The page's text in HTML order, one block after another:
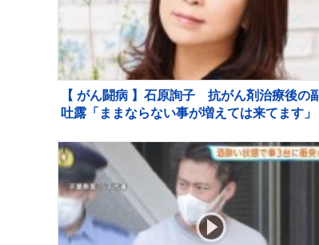
【 がん闘病 】石原詢子 抗がん剤治療後の
吐露「ままならない事が増えては来てます」